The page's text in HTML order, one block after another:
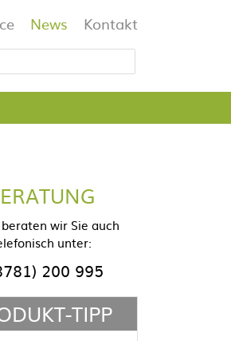
News Kontakt
wir Sie auch
unter:
200 995
TIPP